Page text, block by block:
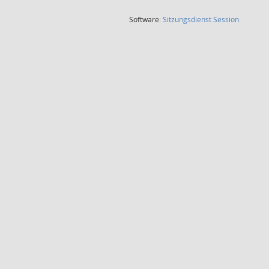
Software:SitzungsdienstSession(Wird in